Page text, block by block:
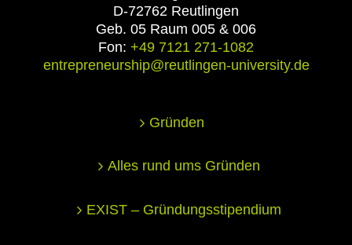
D-72762 Reutlingen
Geb. 05 Raum 005 & 006
Fon: +49 7121 271-1082
entrepreneurship@reutlingen-university.de
Gründen
Alles rund ums Gründen
EXIST – Gründungsstipendium